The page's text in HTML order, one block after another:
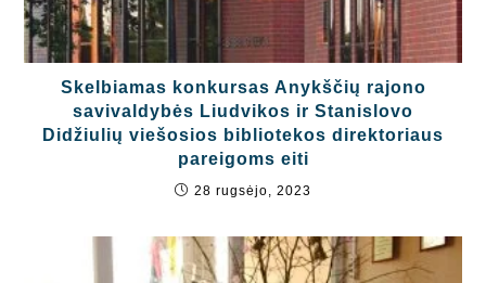
Skelbiamas konkursas Anykščių rajono
savivaldybės Liudvikos ir Stanislovo
Didžiulių viešosios bibliotekos direktoriaus
pareigoms eiti
28 rugsėjo, 2023